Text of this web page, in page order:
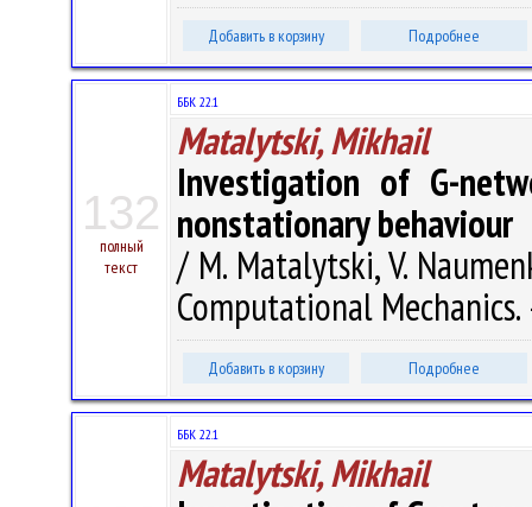
Добавить в корзину Подробнее
132
полный
текст
ББК 22.1
Matalytski, Mikhail
Investigation of G-
nonstationary behaviour
/ M. Matalytski, V.
Computational
Добавить в корзину Подробнее
ББК 22.1
Matalytski, Mikhail